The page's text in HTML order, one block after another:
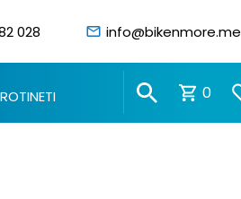
028 info@bikenmore.me
0